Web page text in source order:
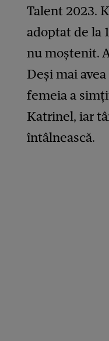
Talent 2023.
adoptat de la
nu moștenit.
Deși mai
femeia a
Katrinel, iar
întâlnească.